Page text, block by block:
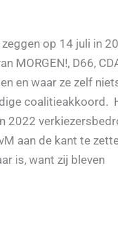
op 14 juli in
MORGEN!, D66,
en waar ze zelf
coalitieakkoord.
2022
aan de kant te
is, want zij bleven